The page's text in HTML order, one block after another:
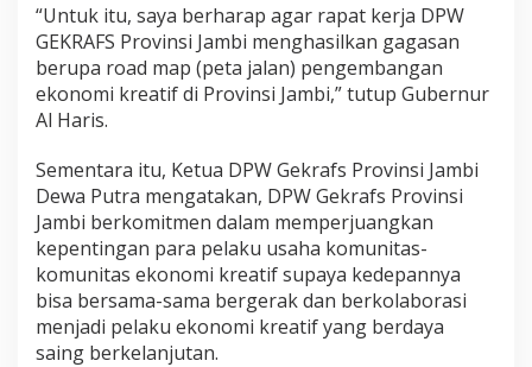
“Untuk itu, saya berharap agar rapat kerja DPW
GEKRAFS Provinsi Jambi menghasilkan gagasan
berupa road map (peta jalan) pengembangan
ekonomi kreatif di Provinsi Jambi,” tutup Gubernur
Al Haris.
Sementara itu, Ketua DPW Gekrafs Provinsi Jambi
Dewa Putra mengatakan, DPW Gekrafs Provinsi
Jambi berkomitmen dalam memperjuangkan
kepentingan para pelaku usaha komunitas-
komunitas ekonomi kreatif supaya kedepannya
bisa bersama-sama bergerak dan berkolaborasi
menjadi pelaku ekonomi kreatif yang berdaya
saing berkelanjutan.